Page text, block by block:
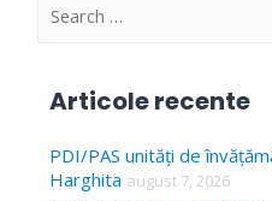
S
c
h
Articole recente
PDI/PAS unități de
Harghita august 7, 2026